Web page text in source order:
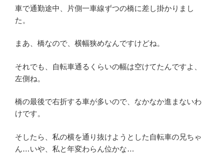
車で通勤途中、片側一車線ずつの橋に差し掛かりまし
た。
まあ、橋なので、横幅狭めなんですけどね。
それでも、自転車通るくらいの幅は空けてたんですよ、
左側ね。
橋の最後で右折する車が多いので、なかなか進まないわ
けです。
そしたら、私の横を通り抜けようとした自転車の兄ちゃ
ん…いや、私と年変わらん位かな…